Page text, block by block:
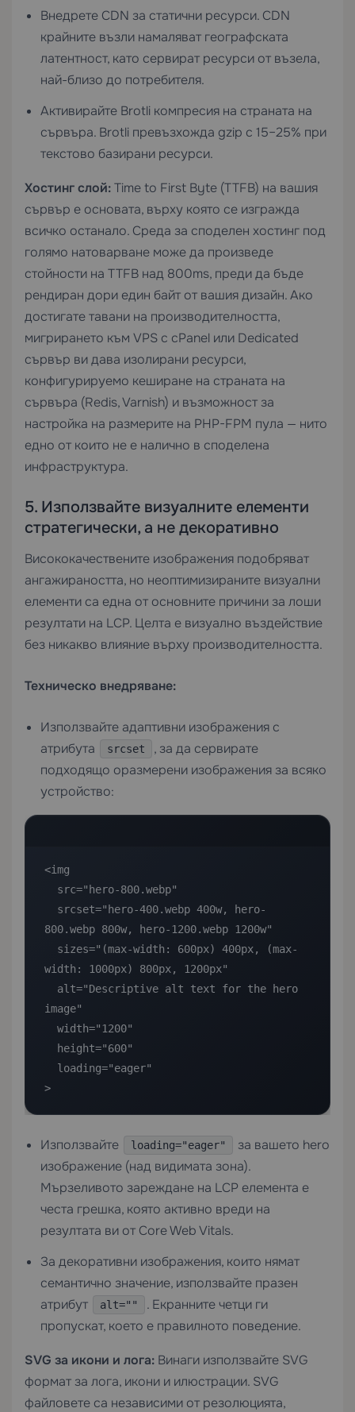
Внедрете CDN за статични ресурси. CDN
крайните възли намаляват географската
латентност, като сервират ресурси от възела,
най-близо до потребителя.
Активирайте Brotli компресия на страната на
сървъра. Brotli превъзхожда gzip с 15–25% при
текстово базирани ресурси.
Хостинг слой:Time to First Byte (TTFB) на вашия
сървър е основата, върху която се изгражда
всичко останало. Среда за споделен хостинг под
голямо натоварване може да произведе
стойности на TTFB над 800ms, преди да бъде
рендиран дори един байт от вашия дизайн. Ако
достигате тавани на производителността,
мигрирането към VPS с cPanel или Dedicated
сървър ви дава изолирани ресурси,
конфигурируемо кеширане на страната на
сървъра (Redis, Varnish) и възможност за
настройка на размерите на PHP-FPM пула — нито
едно от които не е налично в споделена
инфраструктура.
5. Използвайте визуалните елементи
стратегически, а не декоративно
Висококачествените изображения подобряват
ангажираността, но неоптимизираните визуални
елементи са една от основните причини за лоши
резултати на LCP. Целта е визуално въздействие
без никакво влияние върху производителността.
Техническо внедряване:
Използвайте адаптивни изображения с
атрибута
srcset
, за да сервирате
подходящо оразмерени изображения за всяко
устройство:
<img
800.webp 800w, hero-1200.webp 1200w"
width: 1000px) 800px, 1200px"
image"
>
Използвайте loading="eager"
за вашето hero
изображение (над видимата зона).
Мързеливото зареждане на LCP елемента е
честа грешка, която активно вреди на
резултата ви от Core Web Vitals.
За декоративни изображения, които нямат
семантично значение, използвайте празен
атрибут
alt=""
. Екранните четци ги
пропускат, което е правилното поведение.
SVG за икони и лога: Винаги използвайте SVG
формат за лога, икони и илюстрации. SVG
файловете са независими от резолюцията,